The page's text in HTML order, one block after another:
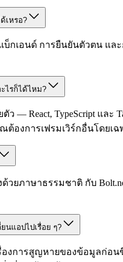
เหรอ?
เอนด์ การยืนยันตัวตน แล
ะไรก็ได้ไหม?
ว — React, TypeScript แ
องการเฟรมเวิร์กอื่นโดยเฉ
วยภาษาธรรมชาติ กับ
นแอปไปเรื่อย ๆ?
รื่องการสูญหายของข้อมูลก่